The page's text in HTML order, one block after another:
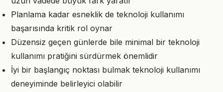
Planlama kadar esneklik de teknoloji kullanımı
başarısında kritik rol oynar
Düzensiz geçen günlerde bile minimal bir teknoloji
kullanımı pratiğini sürdürmek önemlidir
İyi bir başlangıç noktası bulmak teknoloji kullanımı
deneyiminde belirleyici olabilir